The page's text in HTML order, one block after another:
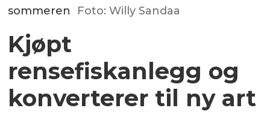
sommeren
Foto: Willy Sandaa
Kjøpt
rensefiskanlegg og
konverterer til ny art